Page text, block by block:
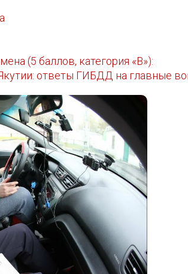
(5 баллов, категория «В»):
ответы ГИБДД на главные